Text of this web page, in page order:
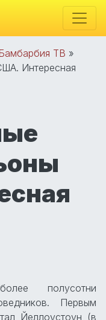
ТВ »
Интересная
полусотни
Первым
Йеллоустоун (в